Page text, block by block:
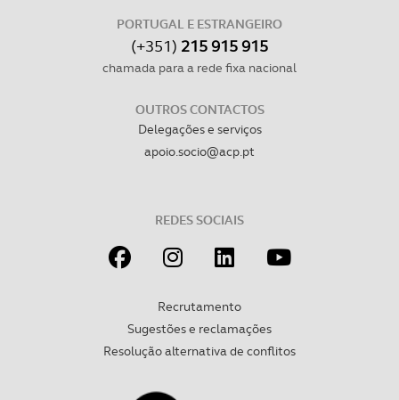
PORTUGAL E ESTRANGEIRO
(+351) 215 915 915
chamada para a rede fixa nacional
OUTROS CONTACTOS
Delegações e serviços
apoio.socio@acp.pt
REDES SOCIAIS
Recrutamento
Sugestões e reclamações
Resolução alternativa de conflitos